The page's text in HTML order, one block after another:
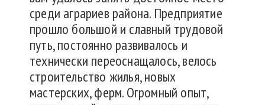
среди аграриев района. Предприятие
прошло большой и славный трудовой
путь, постоянно развивалось и
технически переоснащалось, велось
строительство жилья, новых
мастерских, ферм. Огромный опыт,